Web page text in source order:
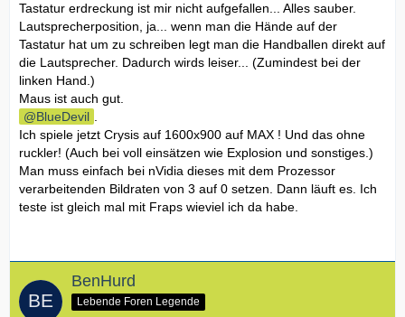
Tastatur erdreckung ist mir nicht aufgefallen... Alles sauber.
Lautsprecherposition, ja... wenn man die Hände auf der
Tastatur hat um zu schreiben legt man die Handballen direkt auf
die Lautsprecher. Dadurch wirds leiser... (Zumindest bei der
linken Hand.)
Maus ist auch gut.
BlueDevil
Ich spiele jetzt Crysis auf 1600x900 auf MAX ! Und das ohne
ruckler! (Auch bei voll einsätzen wie Explosion und sonstiges.)
Man muss einfach bei nVidia dieses mit dem Prozessor
verarbeitenden Bildraten von 3 auf 0 setzen. Dann läuft es. Ich
teste ist gleich mal mit Fraps wieviel ich da habe.
BenHurd
Lebende Foren Legende